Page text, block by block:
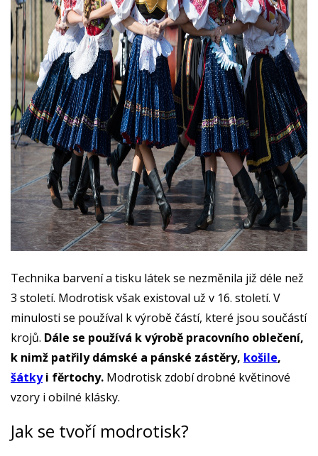
Technika barvení a tisku látek se nezměnila již déle než
3 století. Modrotisk však existoval už v 16. století. V
minulosti se používal k výrobě částí, které jsou součástí
krojů. Dále se používá k výrobě pracovního oblečení,
k nimž patřily dámské a pánské zástěry, košile,
šátkyi fěrtochy. Modrotisk zdobí drobné květinové
vzory i obilné klásky.
Jak se tvoří modrotisk?